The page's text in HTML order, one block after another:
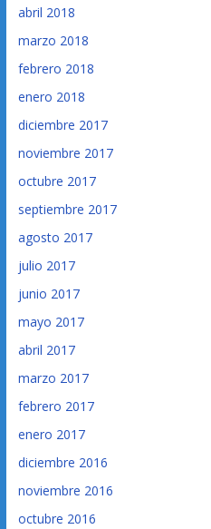
abril 2018
marzo 2018
febrero 2018
enero 2018
diciembre 2017
noviembre 2017
octubre 2017
septiembre 2017
agosto 2017
julio 2017
junio 2017
mayo 2017
abril 2017
marzo 2017
febrero 2017
enero 2017
diciembre 2016
noviembre 2016
octubre 2016